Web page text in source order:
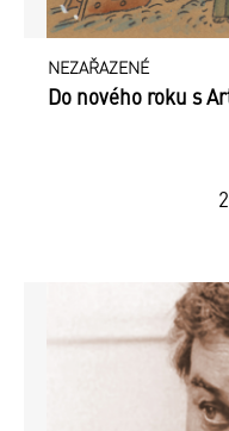
NEZAŘAZENÉ
Do nového roku s